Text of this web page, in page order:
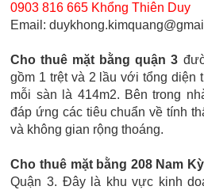
0903 816 665 Khổng Thiên Duy
Email:
Cho thuê mặt bằng quận 3
gồm 1 trệt và 2 lầu với tổng diện
mỗi sàn là 414m2. Bên trong
đáp ứng các tiêu chuẩn về tính
và không gian rộng thoáng.
Cho thuê mặt bằng 208 Nam
Quận 3. Đây là khu vực kinh